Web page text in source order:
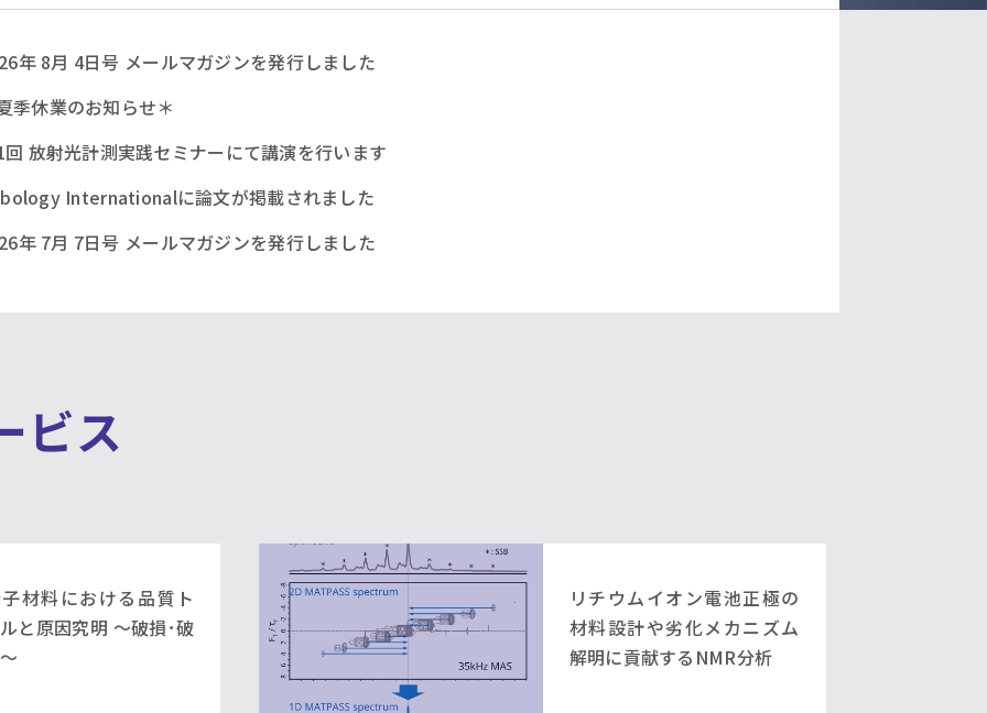
年 8月 4日号 メールマガジンを発行しました
季休業のお知らせ＊
回 放射光計測実践セミナーにて講演を行います
Internationalに論文が掲載されました
年 7月 7日号 メールマガジンを発行しました
ビス
材料における品質ト
と原因究明 ～破損･破
リチウムイオン電池正極の
材料設計や劣化メカニズム
解明に貢献するNMR分析